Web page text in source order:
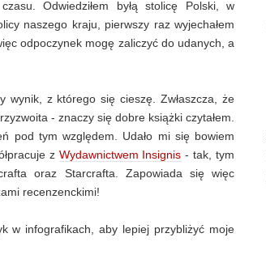
czasu. Odwiedziłem byłą stolicę Polski, w
naszego kraju, pierwszy raz wyjechałem
odpoczynek mogę zaliczyć do udanych, a
wynik, z którego się cieszę. Zwłaszcza, że
- znaczy się dobre książki czytałem.
pod tym względem. Udało mi się bowiem
z Wydawnictwem Insignis - tak, tym
oraz Starcrafta. Zapowiada się więc
recenzenckimi!
w infografikach, aby lepiej przybliżyć moje